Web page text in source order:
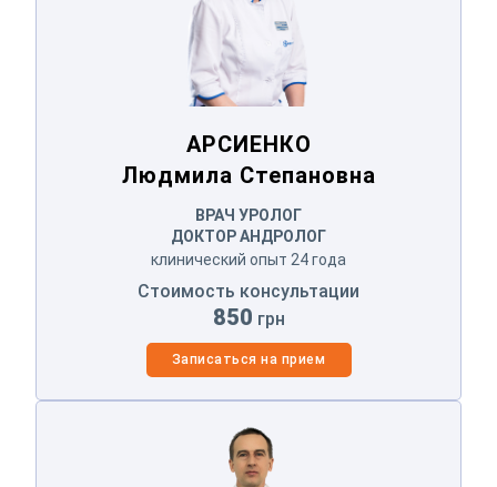
АРСИЕНКО
Людмила Степановна
ВРАЧ УРОЛОГ
ДОКТОР АНДРОЛОГ
клинический опыт 24 года
Стоимость консультации
850 грн
Записаться на прием
СОРОКИН
Вячеслав Александрович
Отправляя данные я даю согласие на
персональных данных.
Оператор позвонит Вам в ближайшее
время.